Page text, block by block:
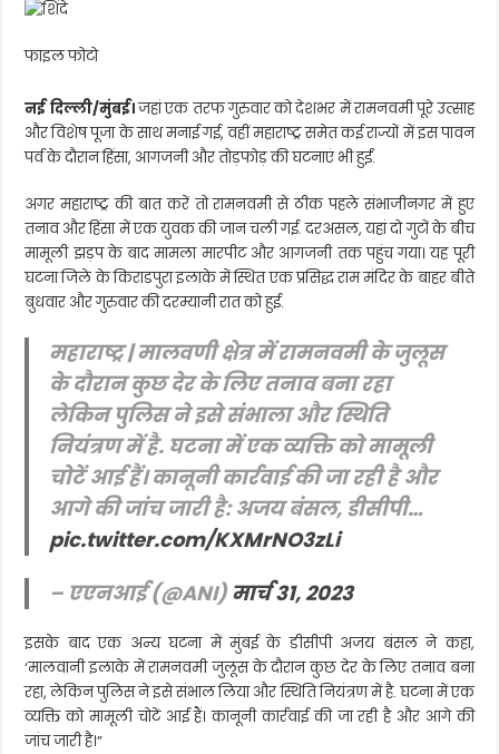
फाइल फोटो
नई दिल्ली/मुंबई।जहां एक तरफ गुरुवार को देशभर में रामनवमी पूरे उत्साह
और विशेष पूजा के साथ मनाई गई, वहीं महाराष्ट्र समेत कई राज्यों में इस पावन
पर्व के दौरान हिंसा, आगजनी और तोड़फोड़ की घटनाएं भी हुईं.
अगर महाराष्ट्र की बात करें तो रामनवमी से ठीक पहले संभाजीनगर में हुए
तनाव और हिंसा में एक युवक की जान चली गई. दरअसल, यहां दो गुटों के बीच
मामूली झड़प के बाद मामला मारपीट और आगजनी तक पहुंच गया। यह पूरी
घटना जिले के किराडपुरा इलाके में स्थित एक प्रसिद्ध राम मंदिर के बाहर बीते
बुधवार और गुरुवार की दरम्यानी रात को हुई.
महाराष्ट्र | मालवणी क्षेत्र में रामनवमी के जुलूस
के दौरान कुछ देर के लिए तनाव बना रहा
लेकिन पुलिस ने इसे संभाला और स्थिति
नियंत्रण में है. घटना में एक व्यक्ति को मामूली
चोटें आई हैं। कानूनी कार्रवाई की जा रही है और
आगे की जांच जारी है: अजय बंसल, डीसीपी…
pic.twitter.com/KXMrNO3zLi
– एएनआई (@ANI) मार्च 31, 2023
इसके बाद एक अन्य घटना में मुंबई के डीसीपी अजय बंसल ने कहा,
‘मालवानी इलाके में रामनवमी जुलूस के दौरान कुछ देर के लिए तनाव बना
रहा, लेकिन पुलिस ने इसे संभाल लिया और स्थिति नियंत्रण में है. घटना में एक
व्यक्ति को मामूली चोटें आई हैं। कानूनी कार्रवाई की जा रही है और आगे की
जांच जारी है।”